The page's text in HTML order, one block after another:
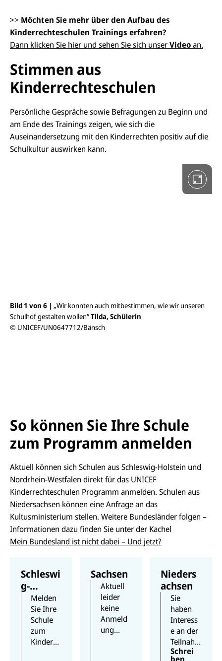
>> Möchten Sie mehr über den Aufbau des
Kinderrechteschulen Trainings erfahren?
Dann klicken Sie hier und sehen Sie sich unserVideoan.
Stimmen aus
Kinderrechteschulen
Persönliche Gespräche sowie Befragungen zu Beginn und
am Ende des Trainings zeigen, wie sich die
Auseinandersetzung mit den Kinderrechten positiv auf die
Schulkultur auswirken kann.
Bild 1 von 6 | „Wir konnten auch mitbestimmen, wie wir unseren
Schulhof gestalten wollen“Tilda, Schülerin
© UNICEF/UN0647712/Bänsch
i
n
l
l
b
i
l
n
So können Sie Ihre Schule
zum Programm anmelden
Aktuell können sich Schulen aus Schleswig-Holstein und
Nordrhein-Westfalen direkt für das UNICEF
Kinderrechteschulen Programm anmelden. Schulen aus
Niedersachsen können eine Anfrage an das
Kultusministerium stellen. Weitere Bundesländer folgen –
Informationen dazu finden Sie unter der Kachel
Mein Bundesland ist nicht dabei – Und jetzt?
Schleswi
g-
Holstein
Melden
Sie Ihre
Schule
zum
Kinderre
Sachsen
Aktuell
leider
keine
Anmeld
ung
Nieders
achsen
Sie
haben
Interess
e an der
Teilnah
me am
Schrei